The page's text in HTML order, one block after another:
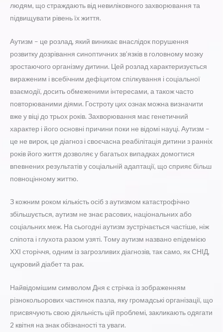
людям, що страждають від невиліковного захворювання та
підвищувати рівень їх життя.
Аутизм – це розлад, який виникає внаслідок порушення
розвитку дозрівання синоптичних зв’язків в головному мозку
зростаючого організму дитини. Цей розлад характеризується
вираженим і всебічним дефіцитом спілкування і соціальної
взаємодії, досить обмеженими інтересами, а також часто
повторюваними діями. Гостроту цих ознак можна визначити
вже у віці до трьох років. Захворювання має генетичний
характер і його основні причини поки не відомі науці. Аутизм –
це не вирок, це діагноз і своєчасна реабілітація дитини з ранніх
років його життя дозволяє у багатьох випадках домогтися
впевнених результатів у соціальній адаптації, що сприяє більш
повноцінному життю.
З кожним роком кількість осіб з аутизмом катастрофічно
збільшується, аутизм не знає расових, національних або
соціальних меж. На сьогодні аутизм зустрічається частіше, ніж
сліпота і глухота разом узяті. Тому аутизм названо епідемією
ХХІ сторіччя, одним із загрозливих діагнозів, так само, як СНІД,
цукровий діабет та рак.
Найвідомішим символом Дня є стрічка із зображенням
різнокольорових частинок пазла, яку громадські організації, що
присвячують свою діяльність цій проблемі, закликають одягати
2 квітня на знак обізнаності та уваги.